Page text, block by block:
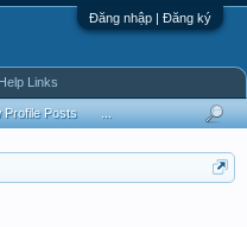
Đăng nhập | Đăng ký
Profile Posts
Help Links